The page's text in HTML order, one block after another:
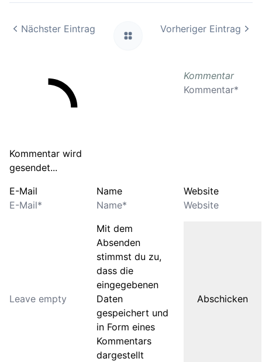
Nächster Eintrag Vorheriger Eintrag
Kommentar wird
gesendet...
Kommentar
E-Mail Name Website
Mit dem
Absenden
stimmst du zu,
dass die
eingegebenen
Daten
gespeichert und
in Form eines
Kommentars
dargestellt